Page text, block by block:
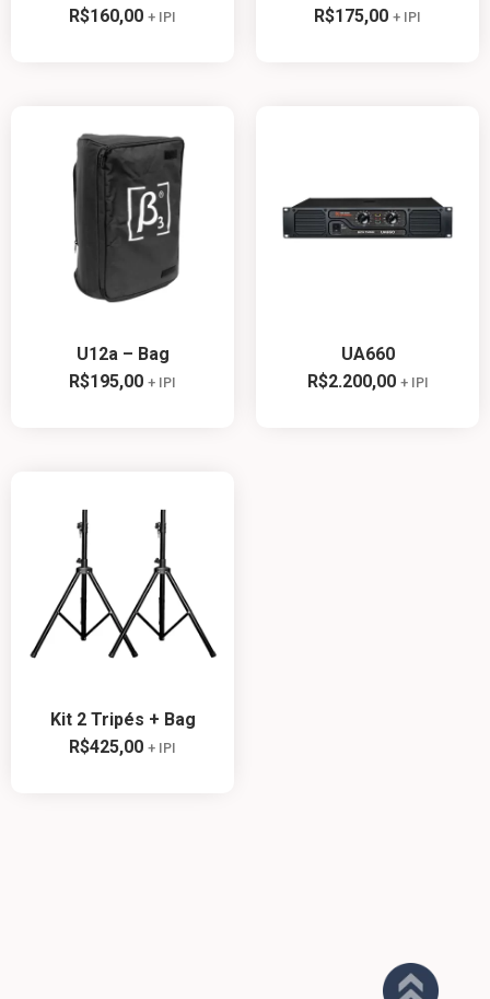
R$160,00 + IPI
R$175,00 + IPI
U12a – Bag
R$195,00 + IPI
UA660
R$2.200,00 + IPI
Kit 2 Tripés + Bag
R$425,00 + IPI